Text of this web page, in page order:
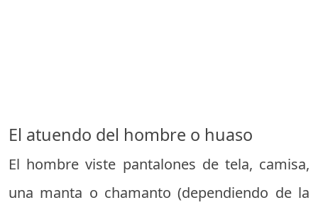
El atuendo del hombre o huaso
El hombre viste pantalones de tela, camisa,
una manta o chamanto (dependiendo de la